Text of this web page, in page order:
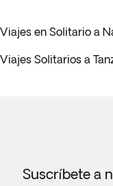
Viajes en Solitario a
Viajes Solitarios a
Suscríbete a